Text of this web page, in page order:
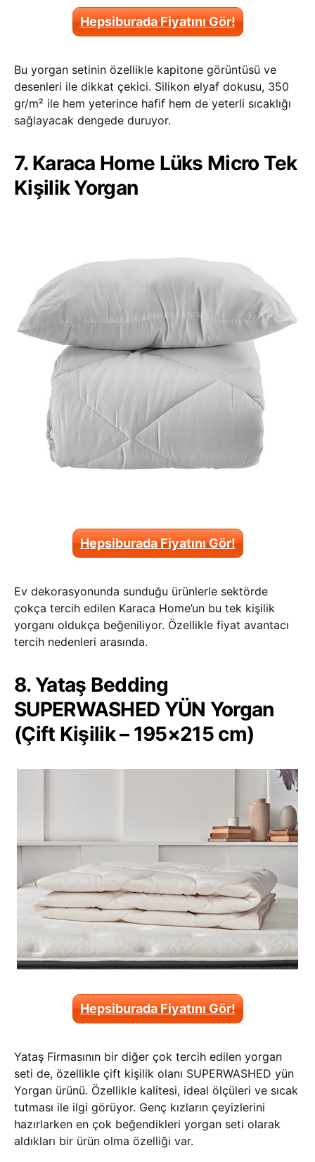
Hepsiburada Fiyatını Gör!
Bu yorgan setinin özellikle kapitone görüntüsü ve
desenleri ile dikkat çekici. Silikon elyaf dokusu, 350
gr/m² ile hem yeterince hafif hem de yeterli sıcaklığı
sağlayacak dengede duruyor.
7. Karaca Home Lüks Micro Tek
Kişilik Yorgan
Hepsiburada Fiyatını Gör!
Ev dekorasyonunda sunduğu ürünlerle sektörde
çokça tercih edilen Karaca Home’un bu tek kişilik
yorganı oldukça beğeniliyor. Özellikle fiyat avantacı
tercih nedenleri arasında.
8. Yataş Bedding
SUPERWASHED YÜN Yorgan
(Çift Kişilik – 195×215 cm)
Hepsiburada Fiyatını Gör!
Yataş Firmasının bir diğer çok tercih edilen yorgan
seti de, özellikle çift kişilik olanı SUPERWASHED yün
Yorgan ürünü. Özellikle kalitesi, ideal ölçüleri ve sıcak
tutması ile ilgi görüyor. Genç kızların çeyizlerini
hazırlarken en çok beğendikleri yorgan seti olarak
aldıkları bir ürün olma özelliği var.